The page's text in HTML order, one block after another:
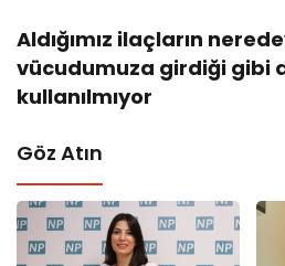
Aldığımız ilaçların
vücudumuza girdiği gibi
kullanılmıyor
Göz Atın